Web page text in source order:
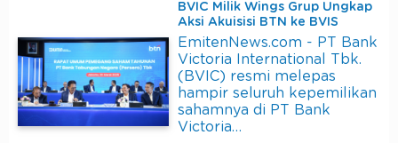
BVIC Milik Wings Grup Ungkap
Aksi Akuisisi BTN ke BVIS
EmitenNews.com - PT Bank
Victoria International Tbk.
(BVIC) resmi melepas
hampir seluruh kepemilikan
sahamnya di PT Bank
Victoria…